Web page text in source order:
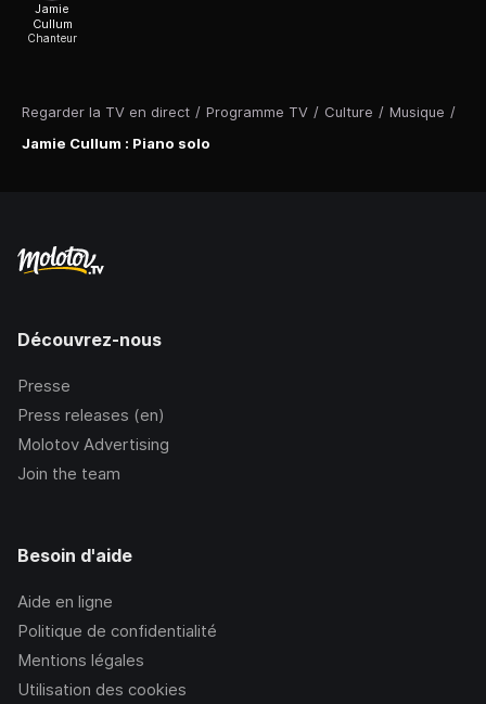
Regarder la TV en direct / Programme TV / Culture / Musique /
Jamie Cullum : Piano solo
Jamie
Cullum
Chanteur
Découvrez-nous
Presse
Press releases (en)
Molotov Advertising
Join the team
Besoin d'aide
Aide en ligne
Politique de confidentialité
Mentions légales
Utilisation des cookies